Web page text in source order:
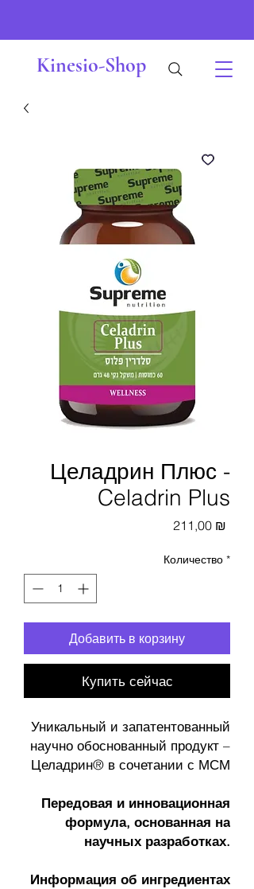
Kinesio-Shop
Целадрин Плюс -
Celadrin Plus
211,00 ₪
Количество *
Добавить в корзину
Купить сейчас
Уникальный и запатентованный
научно обоснованный продукт –
Целадрин® в сочетании с МСМ
Передовая и инновационная
формула, основанная на
научных разработках.
Информация об ингредиентах